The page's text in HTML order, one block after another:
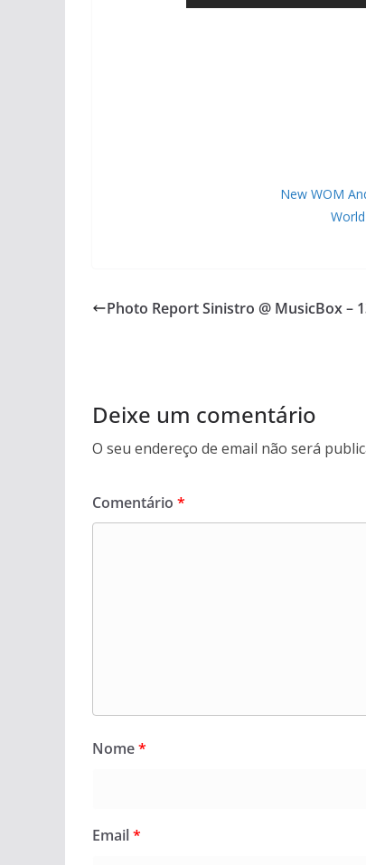
New WOM
Photo Report Sinistro @ MusicBox –
Deixe um comentário
O seu endereço de email não será
Comentário *
Nome*
Email*